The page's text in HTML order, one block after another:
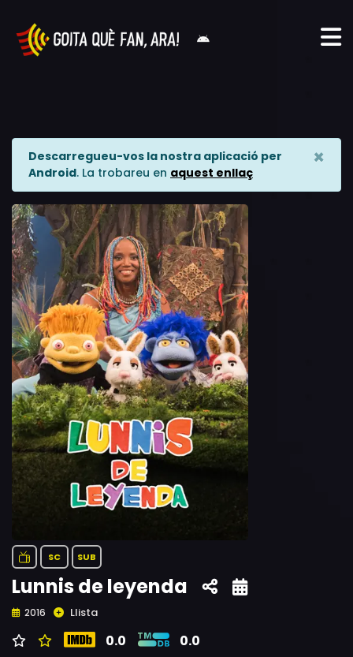
Descarregueu-vos la nostra aplicació per
Android. La trobareu en aquest enllaç
×
SC SUB
Lunnis de leyenda
2016 Llista
0.0 0.0